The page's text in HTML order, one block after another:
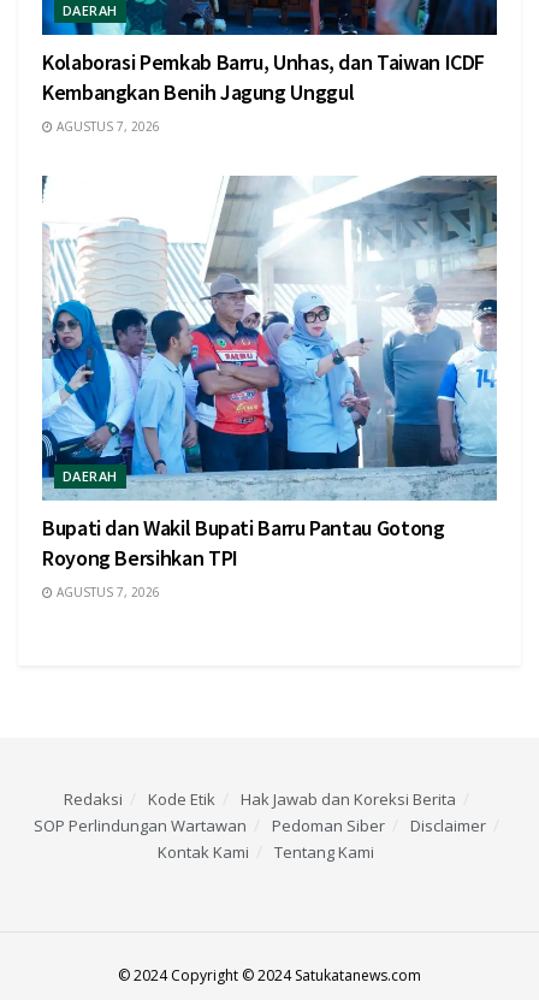
DAERAH
Kolaborasi Pemkab Barru, Unhas, dan Taiwan ICDF
Kembangkan Benih Jagung Unggul
AGUSTUS 7, 2026
DAERAH
Bupati dan Wakil Bupati Barru Pantau Gotong
Royong Bersihkan TPI
AGUSTUS 7, 2026
Redaksi Kode Etik
Hak Jawab dan Koreksi Berita
SOP Perlindungan Wartawan
Pedoman Siber
Disclaimer
Kontak Kami
Tentang Kami
© 2024 Copyright © 2024 Satukatanews.com